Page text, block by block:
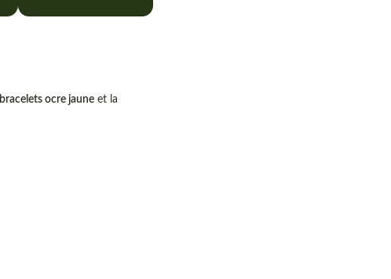
bracelets ocre jaune et la